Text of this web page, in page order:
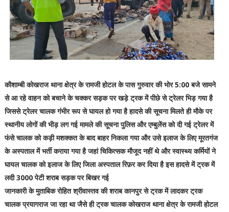
कौशाम्बी कोखराज थाना क्षेत्र के रामजी होटल के पास गुरुवार की भोर 5:00 बजे सामने
से आ रहे वाहन को बचाने के चक्कर सड़क पर खड़े ट्रक में पीछे से ट्रेलर भिड़ गया है
जिससे ट्रेलर चालक गंभीर रूप से घायल हो गया है हादसे की सूचना मिलते ही मौके पर
स्थानीय लोगों की भीड़ लग गई मामले की सूचना पुलिस और एम्बुलेंस को दी गई ट्रेलर में
फंसे चालक को कड़ी मशक्कत के बाद बाहर निकला गया और उसे इलाज के लिए मूरतगंज
के अस्पताल में भर्ती कराया गया है जहां चिकित्सक मौजूद नहीं थे और स्वास्थ्य कर्मियों ने
घायल चालक को इलाज के लिए जिला अस्पताल रिफ़र कर दिया है इस हादसे में ट्रक में
लदी 3000 पेटी शराब सड़क पर बिखर गई
जानकारी के मुताबिक रोहित श्रीवास्तव की शराब कानपुर से ट्रक में लादकर ट्रक
चालक प्रयागराज जा रहा था जैसे ही ट्रक चालक कोखराज थाना क्षेत्र के रामजी होटल